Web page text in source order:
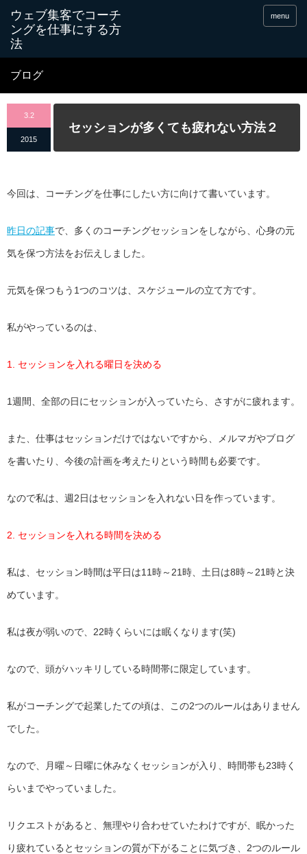
menu
ブログ
3.2
2015
セッションが多くても疲れない方法２
今回は、コーチングを仕事にしたい方に向けて書いています。
昨日の記事で、多くのコーチングセッションをしながら、心身の元
気を保つ方法をお伝えしました。
元気を保つもう1つのコツは、スケジュールの立て方です。
私がやっているのは、
1. セッションを入れる曜日を決める
1週間、全部の日にセッションが入っていたら、さすがに疲れます。
また、仕事はセッションだけではないですから、メルマガやブログ
を書いたり、今後の計画を考えたりという時間も必要です。
なので私は、週2日はセッションを入れない日を作っています。
2. セッションを入れる時間を決める
私は、セッション時間は平日は11時～21時、土日は8時～21時と決
めています。
私は夜が弱いので、22時くらいには眠くなります(笑)
なので、頭がハッキリしている時間帯に限定しています。
私がコーチングで起業したての頃は、この2つのルールはありません
でした。
なので、月曜～日曜に休みなくセッションが入り、時間帯も23時く
らいまでやっていました。
リクエストがあると、無理やり合わせていたわけですが、眠かった
り疲れているとセッションの質が下がることに気づき、2つのルール